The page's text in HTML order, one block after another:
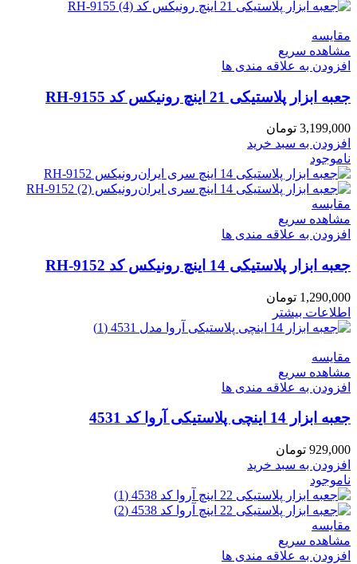
مقایسه
مشاهده سریع
افزودن به علاقه مندی ها
جعبه ابزار پلاستیکی 21 اینچ رونیکس کد RH-9155
3,199,000 تومان
افزودن به سبد خرید
ناموجود
مقایسه
مشاهده سریع
افزودن به علاقه مندی ها
جعبه ابزار پلاستیکی 14 اینچ رونیکس کد RH-9152
1,290,000 تومان
اطلاعات بیشتر
مقایسه
مشاهده سریع
افزودن به علاقه مندی ها
جعبه ابزار 14 اینچی پلاستیکی آروا کد 4531
929,000 تومان
افزودن به سبد خرید
ناموجود
مقایسه
مشاهده سریع
افزودن به علاقه مندی ها